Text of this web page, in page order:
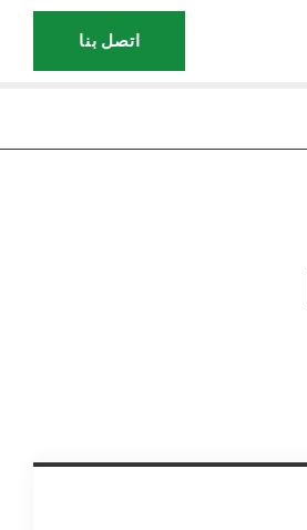
اتصل بنا